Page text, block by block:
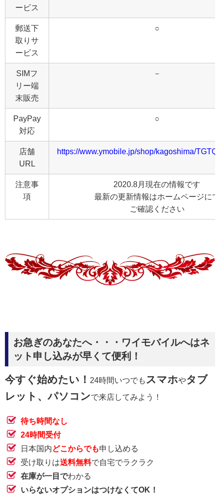
ービス
郵送下
取りサ
ービス
○
SIMフ
リー端
末販売
－
PayPay
対応
○
店舗
URL
https://www.ymobile.jp/shop/kagoshima/
注意事
項
2020.8月現在の情報です
最新の更新情報はホームページにて
ご確認ください
お急ぎのあなたへ・・・ワイモバイルへはネ
ット申し込みが早くて便利！
今すぐ始めたい！ 24時間いつでもスマホやタブ
レット、パソコンで来店してみよう！
待ち時間なし
24時間受付
日本国内どこからでも申し込める
受け取りは送料無料で自宅でラクラク
在庫が一目でわかる
いらないオプションはつけなくてOK！